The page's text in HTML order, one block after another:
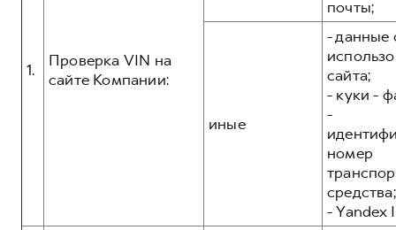
Коллекция Детская
1.
Проверка VIN на
сайте Компании:
почты;
иные
- данные
сайта;
- куки -
-
номер
средства;
- Yandex